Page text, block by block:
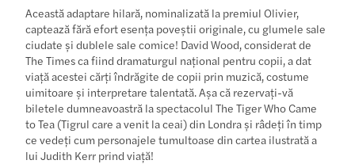
Această adaptare hilară, nominalizată la premiul Olivier,
captează fără efort esența poveștii originale, cu glumele sale
ciudate și dublele sale comice! David Wood, considerat de
The Times ca fiind dramaturgul național pentru copii, a dat
viață acestei cărți îndrăgite de copii prin muzică, costume
uimitoare și interpretare talentată. Așa că rezervați-vă
biletele dumneavoastră la spectacolul The Tiger Who Came
to Tea (Tigrul care a venit la ceai) din Londra și râdeți în timp
ce vedeți cum personajele tumultoase din cartea ilustrată a
lui Judith Kerr prind viață!